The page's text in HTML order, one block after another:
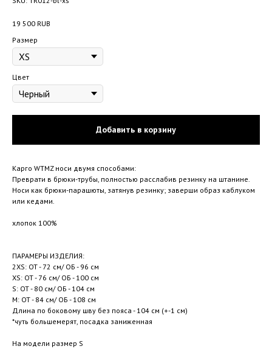
19 500 RUB
Размер
Цвет
Добавить в корзину
Карго WTMZ носи двумя способами:
Преврати в брюки-трубы, полностью расслабив резинку на штанине.
Носи как брюки-парашюты, затянув резинку; заверши образ каблуком
или кедами.
хлопок 100%
ПАРАМЕРЫ ИЗДЕЛИЯ:
2XS: ОТ - 72 см/ ОБ - 96 см
XS: ОТ - 76 см/ ОБ - 100 см
S: ОТ - 80 см/ ОБ - 104 см
M: ОТ - 84 см/ ОБ - 108 см
Длина по боковому шву без пояса - 104 см (+-1 см)
*чуть большемерят, посадка заниженная
На модели размер S